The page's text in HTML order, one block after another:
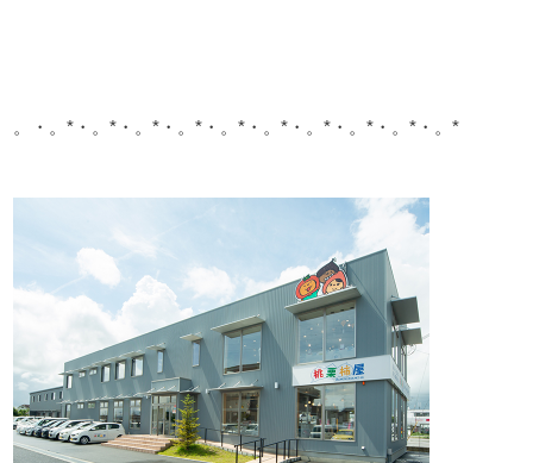
。・。*・。*・。*・。*・。*・。*・。*・。*・。*・。*